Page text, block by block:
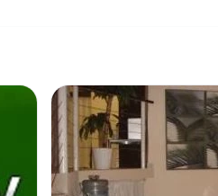
a nejúčinnějším způsobem, jak
zlepšení krevního a lymfatického
a zlepšení průtoku krve
látky z těla
. Je nápomocný i při